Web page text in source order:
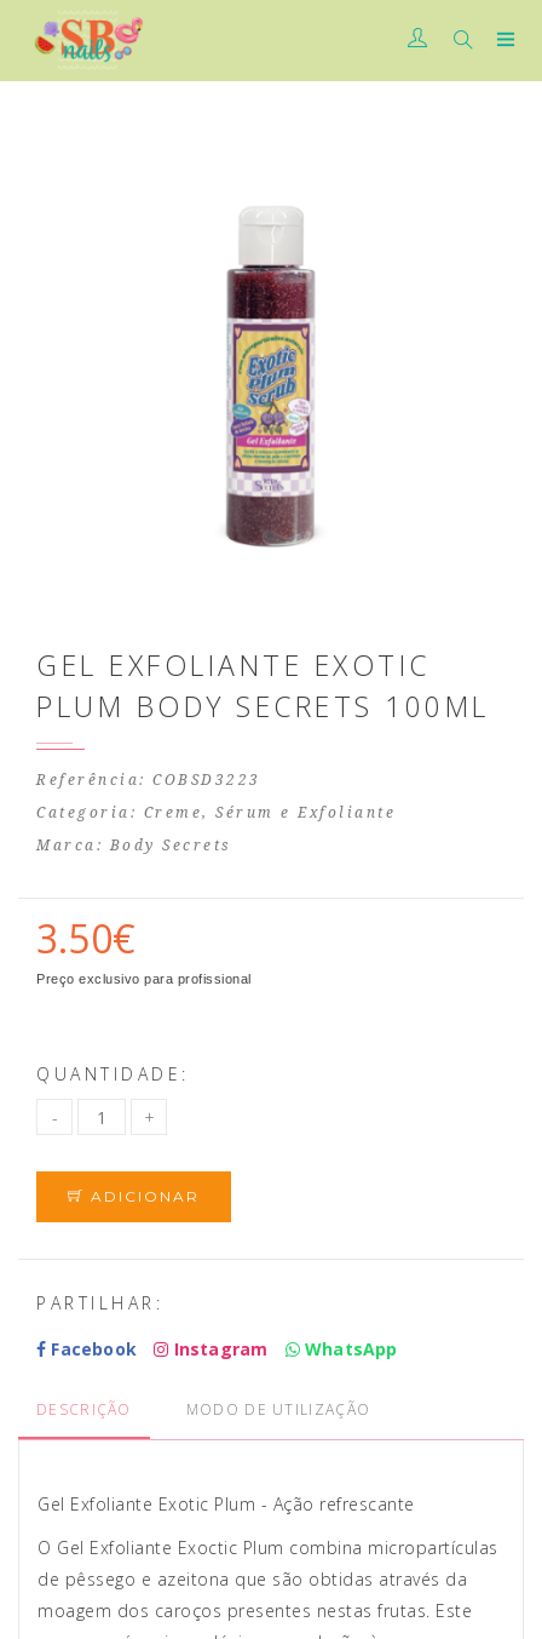
GEL EXFOLIANTE EXOTIC
PLUM BODY SECRETS 100ML
Referência: COBSD3223
Categoria: Creme, Sérum e Exfoliante
Marca: Body Secrets
3.50€
Preço exclusivo para profissional
QUANTIDADE:
ADICIONAR
PARTILHAR:
Facebook
Instagram WhatsApp
DESCRIÇÃO MODO DE UTILIZAÇÃO
Gel Exfoliante Exotic Plum - Ação refrescante
O Gel Exfoliante Exoctic Plum combina micropartículas
de pêssego e azeitona que são obtidas através da
moagem dos caroços presentes nestas frutas. Este